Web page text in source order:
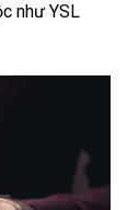
như YSL